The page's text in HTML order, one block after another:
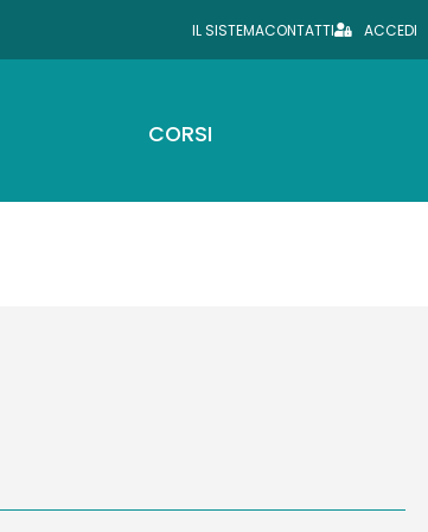
IL SISTEMACONTATTI ACCEDI
CORSI